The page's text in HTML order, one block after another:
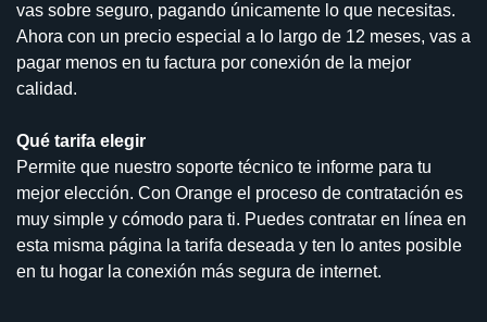
vas sobre seguro, pagando únicamente lo que necesitas.
Ahora con un precio especial a lo largo de 12 meses, vas a
pagar menos en tu factura por conexión de la mejor
calidad.
Qué tarifa elegir
Permite que nuestro soporte técnico te informe para tu
mejor elección. Con Orange el proceso de contratación es
muy simple y cómodo para ti. Puedes contratar en línea en
esta misma página la tarifa deseada y ten lo antes posible
en tu hogar la conexión más segura de internet.